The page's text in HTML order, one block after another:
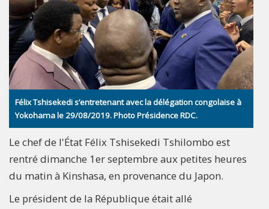
Félix Tshisekedi s’entretenant avec la délégation congolaise à
Yokohama le 29/08/2019. Photo Présidence RDC.
Le chef de l'État Félix Tshisekedi Tshilombo est
rentré dimanche 1er septembre aux petites heures
du matin à Kinshasa, en provenance du Japon.
Le président de la République était allé